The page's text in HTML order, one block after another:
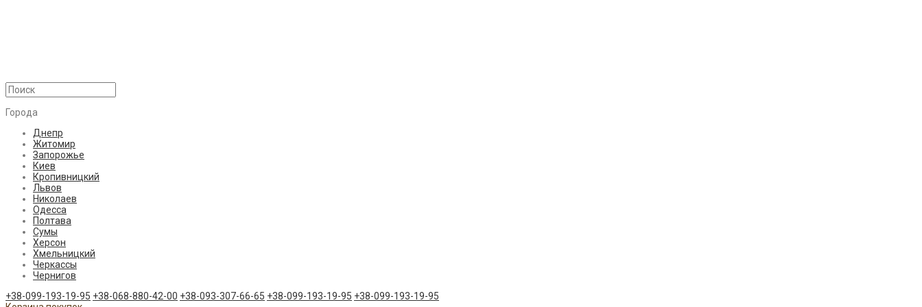
Города
Днепр
Житомир
Запорожье
Киев
Кропивницкий
Львов
Николаев
Одесса
Полтава
Сумы
Херсон
Хмельницкий
Черкассы
Чернигов
+38-099-193-19-95 +38-068-880-42-00 +38-093-307-66-65 +38-099-193-19-95 +38-099-193-19-95